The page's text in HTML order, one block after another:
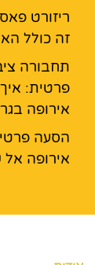
ריזורט
זה כולל
תחבורה
פרטית:
אירופה
הסעה
אירופה